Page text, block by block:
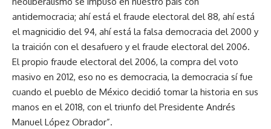
antidemocracia; ahí está el fraude electoral del 88, ahí está
el magnicidio del 94, ahí está la falsa democracia del 2000 y
la traición con el desafuero y el fraude electoral del 2006.
El propio fraude electoral del 2006, la compra del voto
masivo en 2012, eso no es democracia, la democracia sí fue
cuando el pueblo de México decidió tomar la historia en sus
manos en el 2018, con el triunfo del Presidente Andrés
Manuel López Obrador”.